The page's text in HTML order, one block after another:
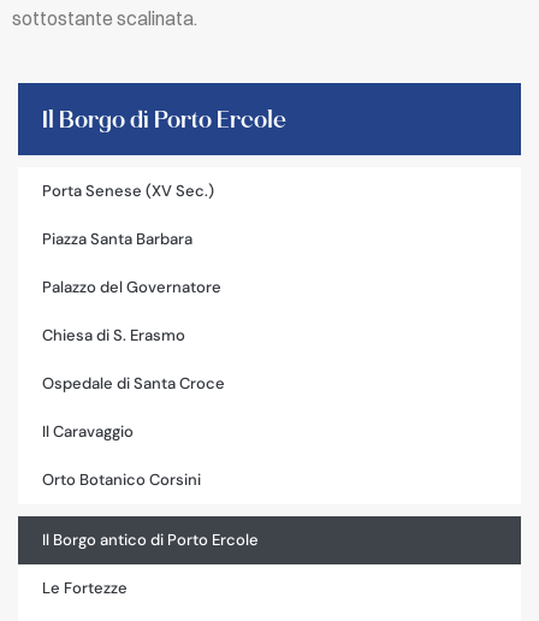
sottostante scalinata.
Il Borgo di Porto Ercole
Porta Senese (XV Sec.)
Piazza Santa Barbara
Palazzo del Governatore
Chiesa di S. Erasmo
Ospedale di Santa Croce
Il Caravaggio
Orto Botanico Corsini
Il Borgo antico di Porto Ercole
Le Fortezze